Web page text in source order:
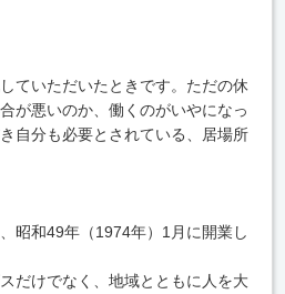
ていただいたときです。ただの休
が悪いのか、働くのがいやになっ
自分も必要とされている、居場所
昭和49年（1974年）1月に開業し
だけでなく、地域とともに人を大